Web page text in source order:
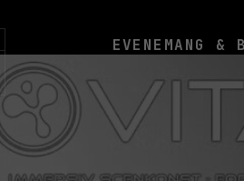
EVENEMANG &